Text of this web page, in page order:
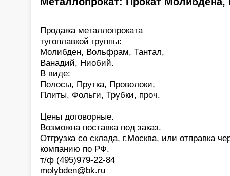
Продажа металлопроката
тугоплавкой группы:
Молибден, Вольфрам, Тантал,
Ванадий, Ниобий.
В виде:
Полосы, Прутка, Проволоки,
Плиты, Фольги, Трубки, проч.
Цены договорные.
Возможна поставка под заказ.
Отгрузка со склада, г.Москва, или отправка
компанию по РФ.
т/ф (495)979-22-84
molybden@bk.ru